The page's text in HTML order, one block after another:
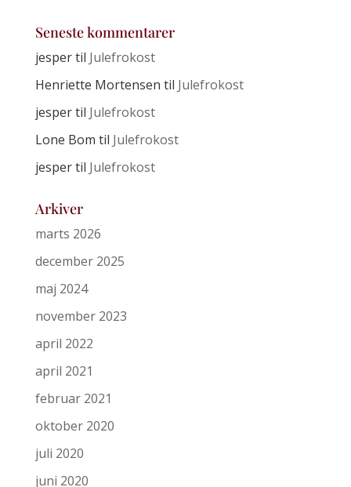
Seneste kommentarer
jespertil Julefrokost
Henriette Mortensen til Julefrokost
jespertil Julefrokost
Lone Bom til Julefrokost
jespertil Julefrokost
Arkiver
marts 2026
december 2025
maj 2024
november 2023
april 2022
april 2021
februar 2021
oktober 2020
juli 2020
juni 2020